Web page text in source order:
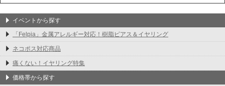
イベントから探す
「Felpia」金属アレルギー対応！樹脂ピアス＆イヤリング
ネコポス対応商品
痛くない！イヤリング特集
価格帯から探す